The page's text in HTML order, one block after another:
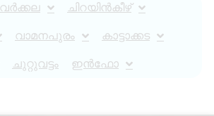
വർക്കല ചിറയിൻകീഴ്
വാമനപുരം കാട്ടാക്കട
ചുറ്റുവട്ടം ഇൻഫോ